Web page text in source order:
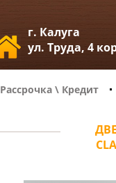
г. Калуга
ул. Труда, 4
Рассрочка \ Кредит